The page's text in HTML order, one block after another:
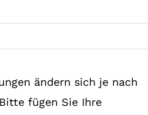
ändern sich je nach
fügen Sie Ihre